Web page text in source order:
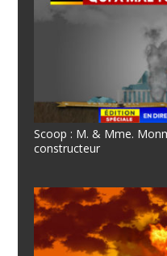
Scoop : M. & Mme.
constructeur